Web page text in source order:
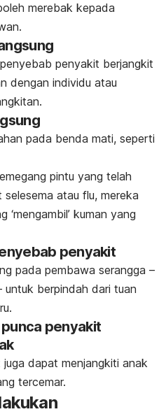
merebak kepada
penyakit berjangkit
dengan individu atau
pada benda mati, seperti
pintu yang telah
atau flu, mereka
kuman yang
penyakit
pada pembawa serangga –
berpindah dari tuan
penyakit
dapat menjangkiti anak
tercemar.